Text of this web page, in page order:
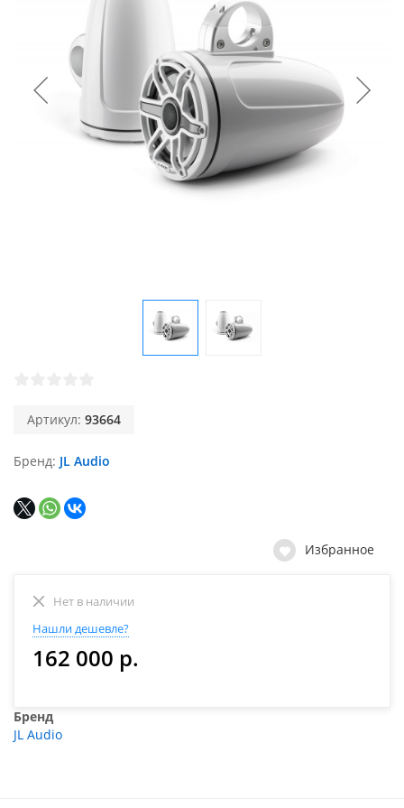
Артикул: 93664
Бренд JL Audio
Избранное
Нет в наличии
Нашли дешевле?
162 000 р.
Бренд
JL Audio